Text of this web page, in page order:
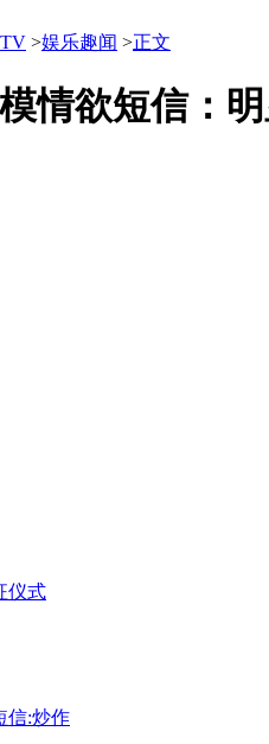
>娱乐趣闻 >正文
情欲短信：
仪式
信:炒作